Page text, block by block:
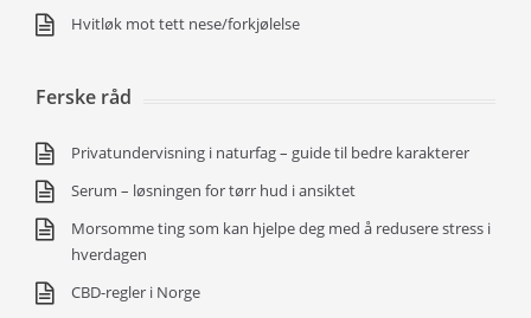
Hvitløk mot tett nese/forkjølelse
Ferske råd
Privatundervisning i naturfag – guide til bedre karakterer
Serum – løsningen for tørr hud i ansiktet
Morsomme ting som kan hjelpe deg med å redusere stress i
hverdagen
CBD-regler i Norge